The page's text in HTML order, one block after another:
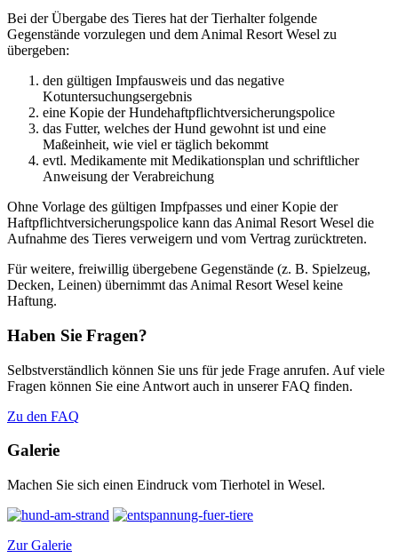
Bei der Übergabe des Tieres hat der Tierhalter folgende
Gegenstände vorzulegen und dem Animal Resort Wesel zu
übergeben:
den gültigen Impfausweis und das negative
Kotuntersuchungsergebnis
eine Kopie der Hundehaftpflichtversicherungspolice
das Futter, welches der Hund gewohnt ist und eine
Maßeinheit, wie viel er täglich bekommt
evtl. Medikamente mit Medikationsplan und schriftlicher
Anweisung der Verabreichung
Ohne Vorlage des gültigen Impfpasses und einer Kopie der
Haftpflichtversicherungspolice kann das Animal Resort Wesel die
Aufnahme des Tieres verweigern und vom Vertrag zurücktreten.
Für weitere, freiwillig übergebene Gegenstände (z. B. Spielzeug,
Decken, Leinen) übernimmt das Animal Resort Wesel keine
Haftung.
Haben Sie Fragen?
Selbstverständlich können Sie uns für jede Frage anrufen. Auf viele
Fragen können Sie eine Antwort auch in unserer FAQ finden.
Zu den FAQ
Galerie
Machen Sie sich einen Eindruck vom Tierhotel in Wesel.
Zur Galerie